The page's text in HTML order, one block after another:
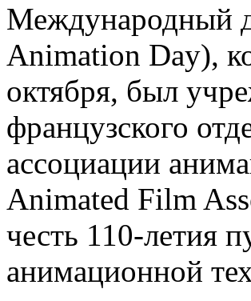
Международный
Animation Day),
октября, был
французского
ассоциации
Animated Film
честь 110-летия
анимационной